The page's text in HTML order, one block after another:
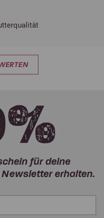
für deine
erhalten.